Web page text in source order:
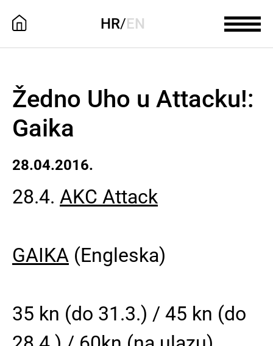
HR/EN
Žedno Uho u Attacku!:
Gaika
28.04.2016.
28.4. AKC Attack
GAIKA (Engleska)
35 kn (do 31.3.) / 45 kn (do